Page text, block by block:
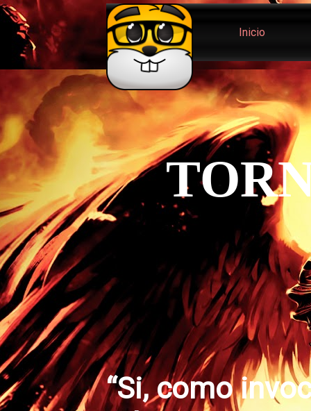
Inicio
“Si, como